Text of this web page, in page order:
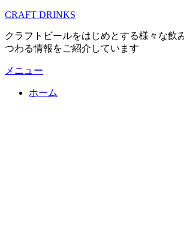
コ
テ
ン
ツ
へ
CRAFT DRINKS
クラフトビールをはじめとする様々な飲
つわる情報をご紹介しています
メニュー
ホーム